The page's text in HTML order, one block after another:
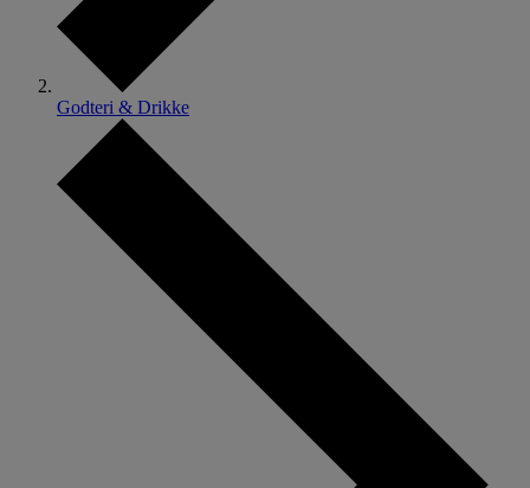
Godteri & Drikke